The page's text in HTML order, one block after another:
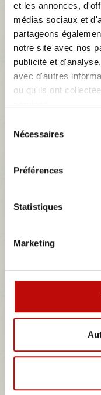
et les annonces,
médias sociaux et
partageons
notre site avec nos
publicité et
avec d'autres
ou qu'ils ont
Nécessaires
Préférences
Statistiques
Marketing
mousse assise
MOUSSE ASSISE
Tweet Partager